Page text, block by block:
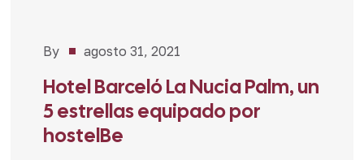
Hoteles,
Proyectos
By agosto 31, 2021
Hotel Barceló La Nucia Palm, un
5 estrellas equipado por
hostelBe